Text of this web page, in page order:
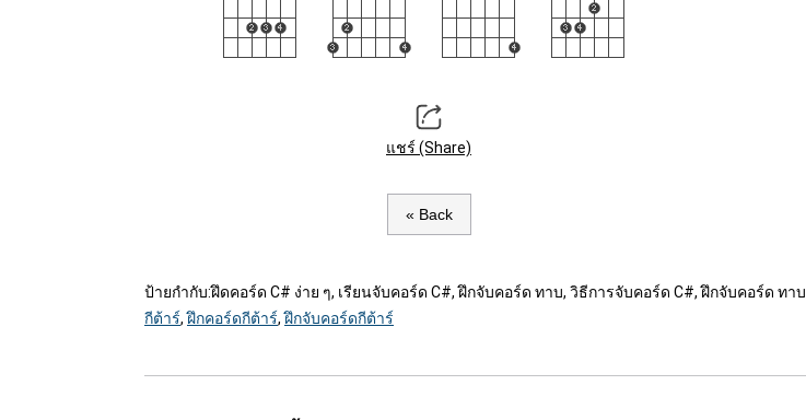
แชร์ (Share)
« Back
ป้ายกำกับ:ฝึดคอร์ด C# ง่าย ๆ, เรียนจับคอร์ด C#, ฝึกจับคอร์ด ทาบ, วิธีการจับคอร์ด C#, ฝึกจับคอร์ด ทาบ
กีต้าร์,ฝึกคอร์ดกีต้าร์,ฝึกจับคอร์ดกีต้าร์